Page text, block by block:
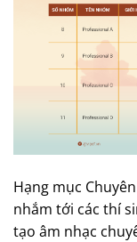
Hạng mục
nhắm tới các thí
tạo âm nhạc